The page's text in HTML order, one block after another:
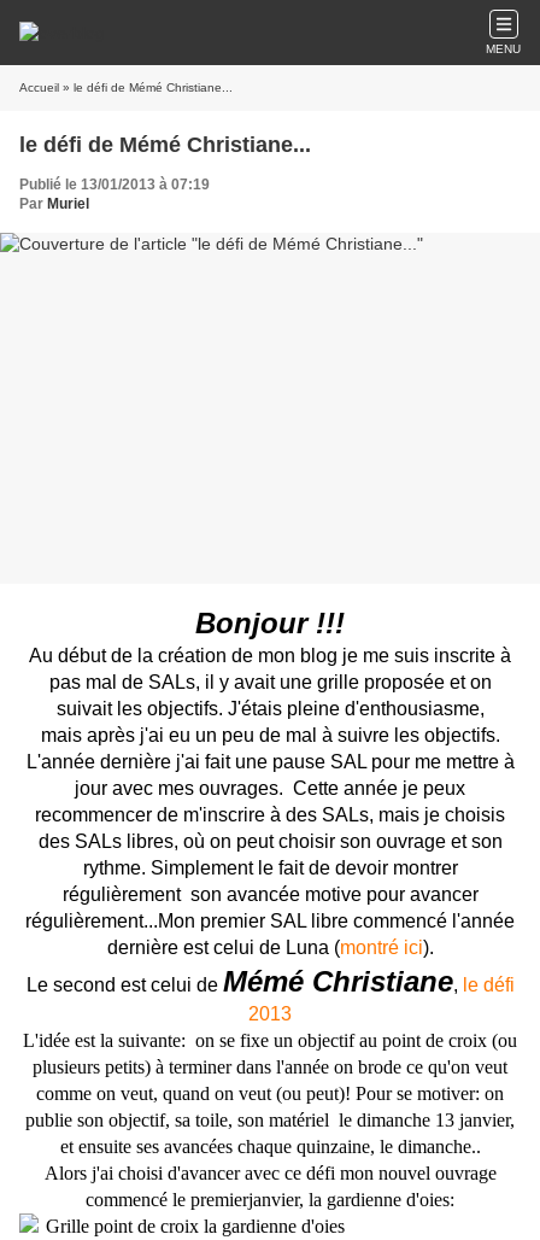
MENU
Accueil » le défi de Mémé Christiane...
le défi de Mémé Christiane...
Publié le 13/01/2013 à 07:19
Par Muriel
Bonjour !!!
Au début de la création de mon blog je me suis inscrite à
pas mal de SALs, il y avait une grille proposée et on
suivait les objectifs. J'étais pleine d'enthousiasme,
mais après j'ai eu un peu de mal à suivre les objectifs.
L'année dernière j'ai fait une pause SAL pour me mettre à
jour avec mes ouvrages. Cette année je peux
recommencer de m'inscrire à des SALs, mais je choisis
des SALs libres, où on peut choisir son ouvrage et son
rythme. Simplement le fait de devoir montrer
régulièrement son avancée motive pour avancer
régulièrement...Mon premier SAL libre commencé l'année
dernière est celui de Luna (montré ici).
Le second est celui de Mémé Christiane, le défi
2013
L'idée est la suivante: on se fixe un objectif au point de croix (ou
plusieurs petits) à terminer dans l'année on brode ce qu'on veut
comme on veut, quand on veut (ou peut)! Pour se motiver: on
publie son objectif, sa toile, son matériel le dimanche 13 janvier,
et ensuite ses avancées chaque quinzaine, le dimanche..
Alors j'ai choisi d'avancer avec ce défi mon nouvel ouvrage
commencé le premierjanvier, la gardienne d'oies: